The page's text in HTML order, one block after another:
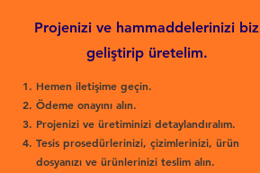
Hemen iletişime geçin.
Ödeme onayını alın.
Projenizi ve üretiminizi detaylandıralım.
Tesis prosedürlerinizi, çizimlerinizi, ürün
dosyanızı ve ürünlerinizi teslim alın.
Projenizi ve hammaddelerinizi biz
geliştirip üretelim.